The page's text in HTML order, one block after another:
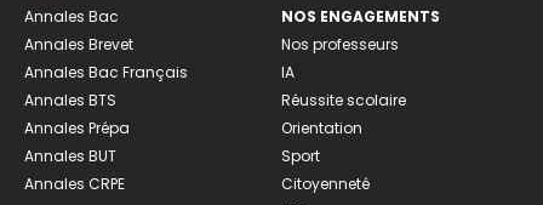
Annales Bac
Annales Brevet
Annales Bac Français
Annales BTS
Annales Prépa
Annales BUT
Annales CRPE
NOS ENGAGEMENTS
Nos professeurs
IA
Réussite scolaire
Orientation
Sport
Citoyenneté